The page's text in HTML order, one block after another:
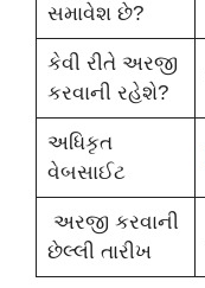
સમાવેશ છે?
કેવી રીતે અરજી
કરવાની રહેશે?
અધિકૃત
વેબસાઈટ
અરજી કરવાની
છેલ્લી તારીખ